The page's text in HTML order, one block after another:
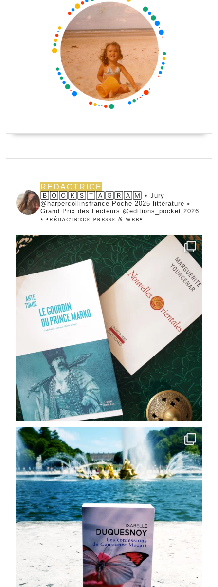
REDACTRICE
🄱🄾🄾🄺🅂🅃🄰🄶🅁🄰🄼 ⭑ Jury
@harpercollinsfrance Poche 2025 littérature ⭑
Grand Prix des Lecteurs @editions_pocket 2026
⭑ •ꭱꭼ́ꭰꭺꮯꭲꭱꮖꮯꭼ ꮲꭱꭼꮪꮪꭼ & ꮃꭼᏼ•